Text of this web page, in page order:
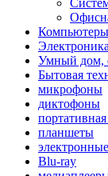
Умный дом,
Бытовая
микрофоны
диктофоны
планшеты
Blu-ray